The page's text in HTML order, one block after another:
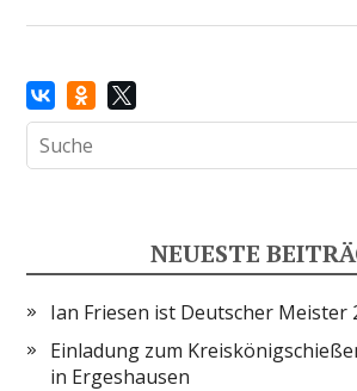
NEUESTE
Ian Friesen ist Deutscher Meister
Einladung zum
in Ergeshausen